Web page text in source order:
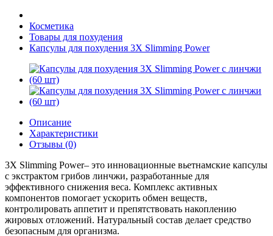
Косметика
Товары для похудения
Капсулы для похудения 3Х Slimming Power
Описание
Характеристики
Отзывы (0)
3X Slimming Power– это инновационные вьетнамские капсулы
с экстрактом грибов линчжи, разработанные для
эффективного снижения веса. Комплекс активных
компонентов помогает ускорить обмен веществ,
контролировать аппетит и препятствовать накоплению
жировых отложений. Натуральный состав делает средство
безопасным для организма.